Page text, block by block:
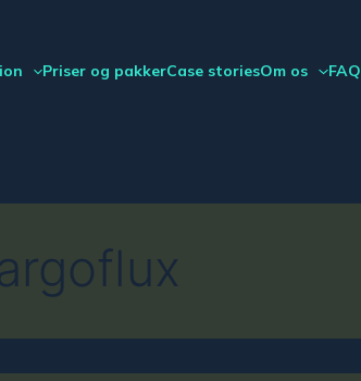
Priser og pakkerCase storiesOm os FAQ